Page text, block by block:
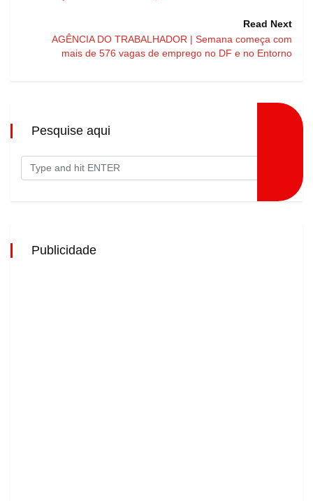
Read Next
AGÊNCIA DO TRABALHADOR | Semana começa com
mais de 576 vagas de emprego no DF e no Entorno
Pesquise aqui
Publicidade